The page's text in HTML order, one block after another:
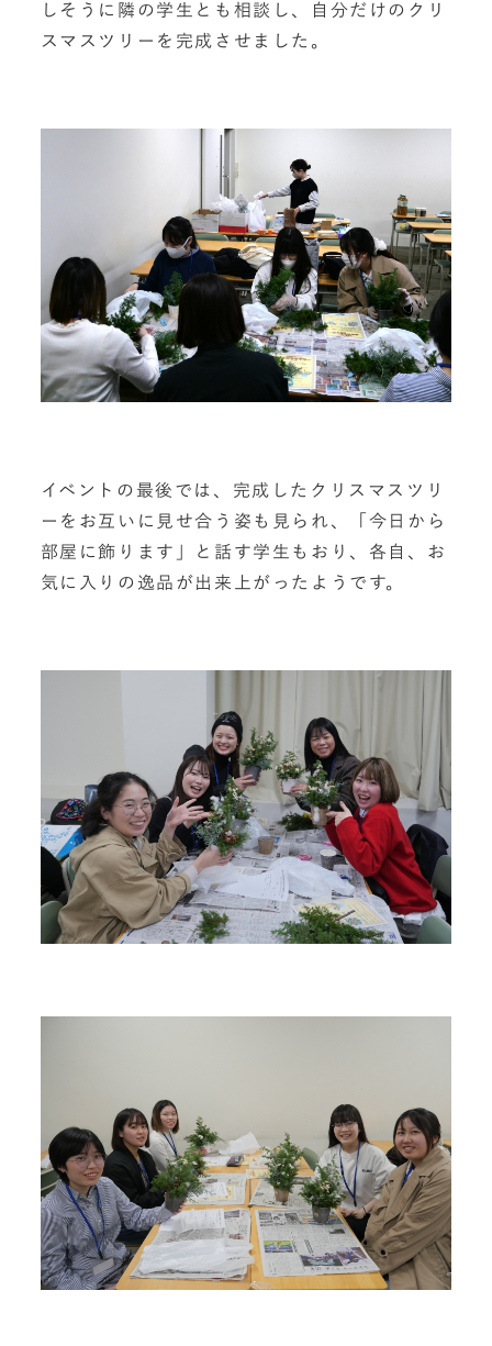
しそうに隣の学生とも相談し、自分だけのクリ
スマスツリーを完成させました。
イベントの最後では、完成したクリスマスツリ
ーをお互いに見せ合う姿も見られ、「今日から
部屋に飾ります」と話す学生もおり、各自、お
気に入りの逸品が出来上がったようです。